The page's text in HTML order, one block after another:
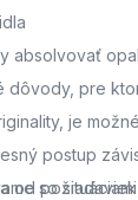
absolvovať
dôvody, pre
je
postup
od so